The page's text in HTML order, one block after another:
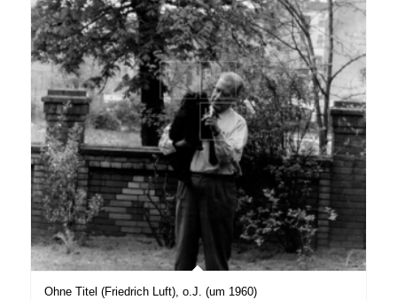
Ohne Titel (Friedrich Luft), o.J. (um 1960)